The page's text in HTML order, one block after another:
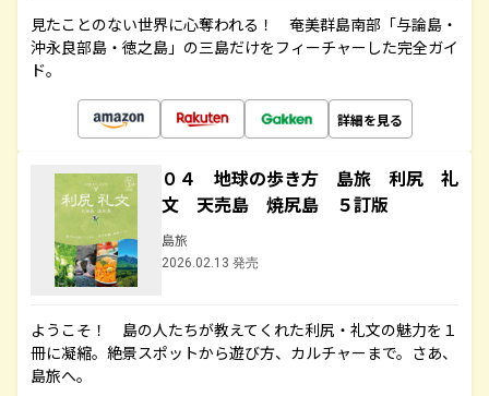
見たことのない世界に心奪われる！ 奄美群島南部「与論島・
沖永良部島・徳之島」の三島だけをフィーチャーした完全ガイ
ド。
詳細を見る
０４ 地球の歩き方 島旅 利尻 礼
文 天売島 焼尻島 ５訂版
島旅
2026.02.13 発売
ようこそ！ 島の人たちが教えてくれた利尻・礼文の魅力を１
冊に凝縮。絶景スポットから遊び方、カルチャーまで。さあ、
島旅へ。